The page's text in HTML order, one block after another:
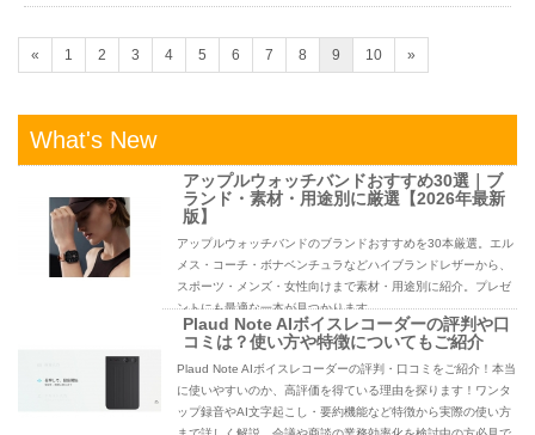
« 1 2 3 4 5 6 7 8 9 10 »
What's New
アップルウォッチバンドおすすめ30選｜ブ
ランド・素材・用途別に厳選【2026年最新
版】
アップルウォッチバンドのブランドおすすめを30本厳選。エル
メス・コーチ・ボナベンチュラなどハイブランドレザーから、
スポーツ・メンズ・女性向けまで素材・用途別に紹介。プレゼ
ントにも最適な一本が見つかります。
Plaud Note AIボイスレコーダーの評判や口
コミは？使い方や特徴についてもご紹介
Plaud Note AIボイスレコーダーの評判・口コミをご紹介！本当
に使いやすいのか、高評価を得ている理由を探ります！ワンタ
ップ録音やAI文字起こし・要約機能など特徴から実際の使い方